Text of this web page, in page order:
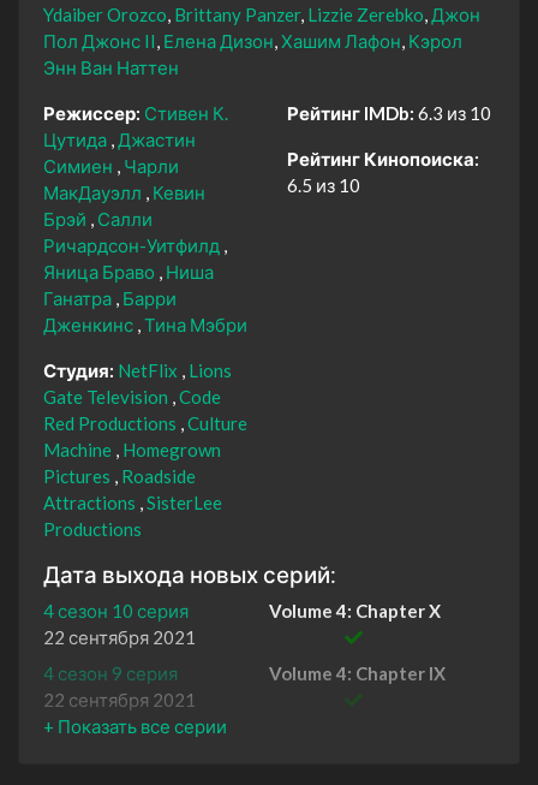
Ydaiber Orozco Brittany Panzer Lizzie Zerebko Джон
Пол Джонс II Елена Дизон Хашим Лафон Кэрол
Энн Ван Наттен
Режиссер: Стивен К.
Цутида
Джастин
Симиен
Чарли
МакДауэлл
Кевин
Брэй
Салли
Ричардсон-Уитфилд
Яница Браво
Ниша
Ганатра Барри
Дженкинс Тина Мэбри
Студия: NetFlix
Lions
Gate Television Code
Red Productions Culture
Machine Homegrown
Pictures
Roadside
Attractions SisterLee
Productions
Рейтинг IMDb: 6.3 из 10
Рейтинг Кинопоиска:
6.5 из 10
Дата выхода новых серий:
4 сезон 10 серия
Volume 4: Chapter X
22 сентября 2021
4 сезон 9 серия
Volume 4: Chapter IX
22 сентября 2021
4 сезон 8 серия